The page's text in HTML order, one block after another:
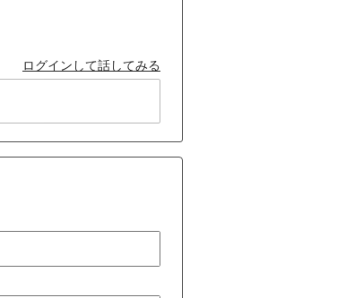
ログインして話してみる